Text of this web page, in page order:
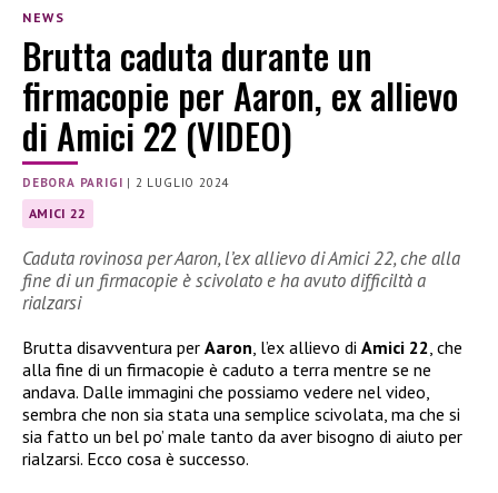
NEWS
Brutta caduta durante un
firmacopie per Aaron, ex allievo
di Amici 22 (VIDEO)
DEBORA PARIGI | 2 LUGLIO 2024
AMICI 22
Caduta rovinosa per Aaron, l’ex allievo di Amici 22, che alla
fine di un firmacopie è scivolato e ha avuto difficiltà a
rialzarsi
Brutta disavventura per Aaron, l’ex allievo di Amici 22, che
alla fine di un firmacopie è caduto a terra mentre se ne
andava. Dalle immagini che possiamo vedere nel video,
sembra che non sia stata una semplice scivolata, ma che si
sia fatto un bel po’ male tanto da aver bisogno di aiuto per
rialzarsi. Ecco cosa è successo.